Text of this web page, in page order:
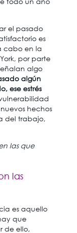
el pasado
es
cabo en la
por parte
algo
algún
ese estrés
hechos
del trabajo,
las que
las
es aquello
que
de ello,